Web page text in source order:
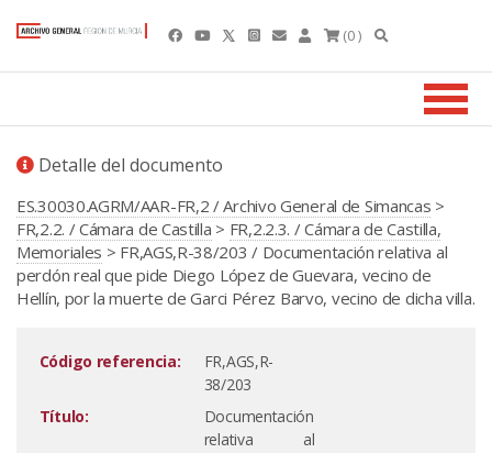
(0 )
Detalle del documento
ES.30030.AGRM/AAR-FR,2 / Archivo General de Simancas >
FR,2.2. / Cámara de Castilla > FR,2.2.3. / Cámara de Castilla,
Memoriales > FR,AGS,R-38/203 / Documentación relativa al
perdón real que pide Diego López de Guevara, vecino de
Hellín, por la muerte de Garci Pérez Barvo, vecino de dicha villa.
Código referencia:
FR,AGS,R-
38/203
Título:
Documentación
relativa al